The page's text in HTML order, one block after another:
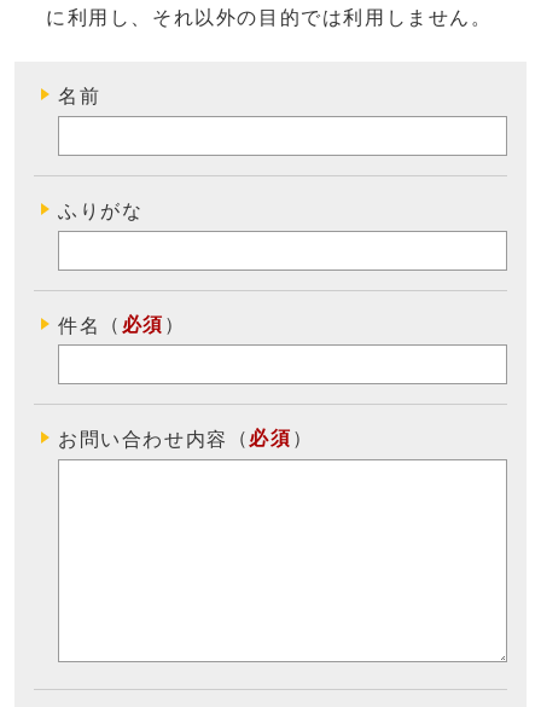
に利用し、それ以外の目的では利用しません 。
名前
ふりがな
件名 （ 必須 ）
お問い合わせ内容 （ 必須 ）